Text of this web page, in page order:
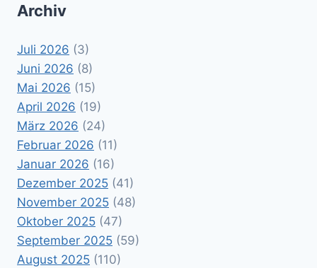
Archiv
Juli 2026 (3)
Juni 2026 (8)
Mai 2026 (15)
April 2026 (19)
März 2026 (24)
Februar 2026 (11)
Januar 2026 (16)
Dezember 2025 (41)
November 2025 (48)
Oktober 2025 (47)
September 2025 (59)
August 2025 (110)